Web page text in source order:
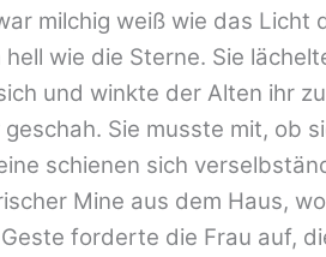
milchig weiß wie das Licht
wie die Sterne. Sie
und winkte der Alten ihr zu
Sie musste mit, ob
schienen sich
Mine aus dem Haus,
forderte die Frau auf,